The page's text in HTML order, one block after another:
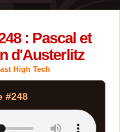
: Pascal et
d'Austerlitz
High Tech
#248